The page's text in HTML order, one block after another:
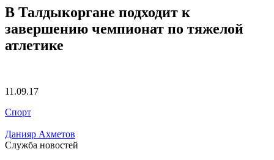
В Талдыкоргане подходит к
завершению чемпионат по тяжелой
атлетике
11.09.17
Спорт
Данияр Ахметов
Служба новостей